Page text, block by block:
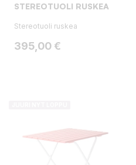
STEREOTUOLI RUSKEA
Stereotuoli ruskea
Hinta
395,00 €